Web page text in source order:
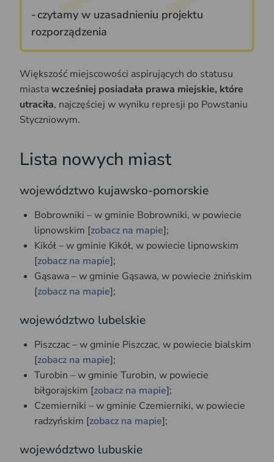
czytamy w uzasadnieniu projektu
rozporządzenia
Większość miejscowości aspirujących do statusu
miastawcześniej posiadała prawa miejskie, które
utraciła, najczęściej w wyniku represji po Powstaniu
Styczniowym.
Lista nowych miast
województwo kujawsko-pomorskie
Bobrowniki – w gminie Bobrowniki, w powiecie
lipnowskim [zobacz na mapie];
Kikół – w gminie Kikół, w powiecie lipnowskim
[zobacz na mapie];
Gąsawa – w gminie Gąsawa, w powiecie żnińskim
[zobacz na mapie];
województwo lubelskie
Piszczac – w gminie Piszczac, w powiecie bialskim
[zobacz na mapie];
Turobin – w gminie Turobin, w powiecie
biłgorajskim [zobacz na mapie];
Czemierniki – w gminie Czemierniki, w powiecie
radzyńskim [zobacz na mapie];
województwo lubuskie